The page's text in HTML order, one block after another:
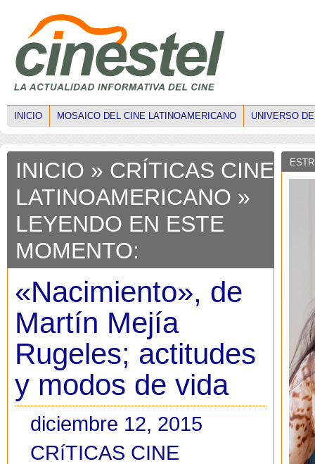
INICIO MOSAICO DEL CINE LATINOAMERICANO UNIVERSO
INICIO » CRÍTICAS CINE
LATINOAMERICANO »
LEYENDO EN ESTE
MOMENTO:
«Nacimiento», de
Martín Mejía
Rugeles; actitudes
y modos de vida
diciembre 12, 2015
CRíTICAS CINE